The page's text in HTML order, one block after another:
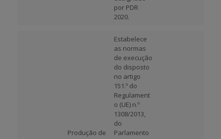
por PDR
2020.
Produção de
Estabelece
as normas
de execução
do disposto
no artigo
151.º do
Regulament
o (UE) n.º
1308/2013,
do
Parlamento